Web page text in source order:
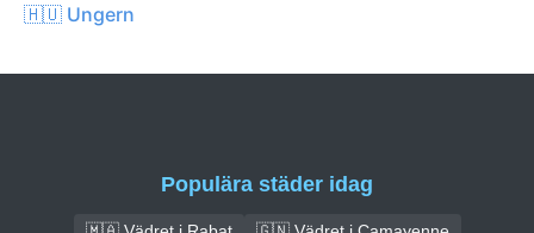
🇭🇺 Ungern
Populära städer idag